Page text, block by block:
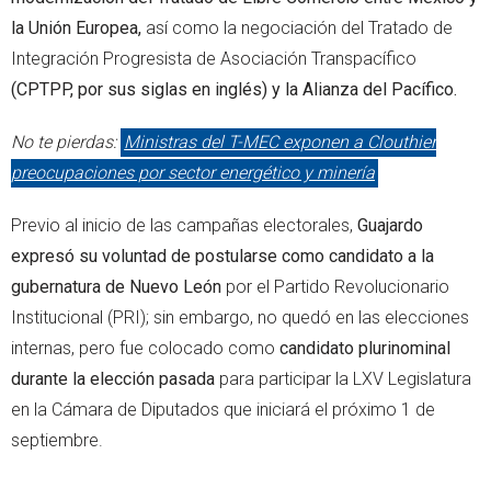
la Unión Europea, así como la negociación del Tratado de
Integración Progresista de Asociación Transpacífico
(CPTPP, por sus siglas en inglés) y la Alianza del Pacífico.
No te pierdas: Ministras del T-MEC exponen a Clouthier
preocupaciones por sector energético y minería
Previo al inicio de las campañas electorales, Guajardo
expresó su voluntad de postularse como candidato a la
gubernatura de Nuevo León por el Partido Revolucionario
Institucional (PRI); sin embargo, no quedó en las elecciones
internas, pero fue colocado como candidato plurinominal
durante la elección pasada para participar la LXV Legislatura
en la Cámara de Diputados que iniciará el próximo 1 de
septiembre.